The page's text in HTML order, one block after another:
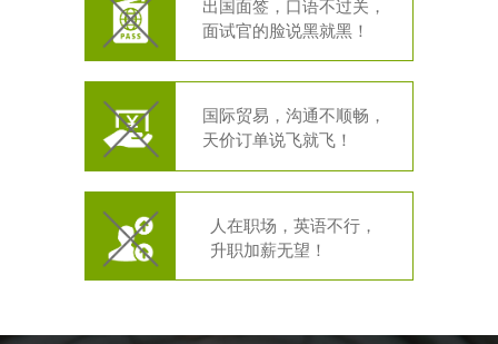
出国面签，口语不过关，
面试官的脸说黑就黑！
国际贸易，沟通不顺畅，
天价订单说飞就飞！
人在职场，英语不行，
升职加薪无望！